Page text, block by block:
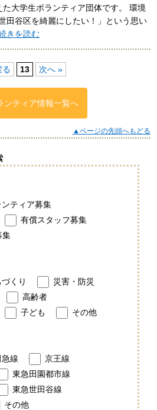
大学生ボランティア団体です。 環境
田谷区を綺麗にしたい！」という思い
きを読む
る 13 次へ »
ンティア情報一覧へ
▲ページの先頭へもどる
ンティア募集
有償スタッフ募集
集
づくり
災害・防災
高齢者
子ども その他
線
京王線
東急田園都市線
東急世田谷線
その他